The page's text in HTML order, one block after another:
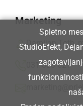
Marketing
Damijan Toth,
031 333 621
Glavni in odgovorni
Dejan Razlag
info@prlekija-on.net
Spletno
StudioEfekt,